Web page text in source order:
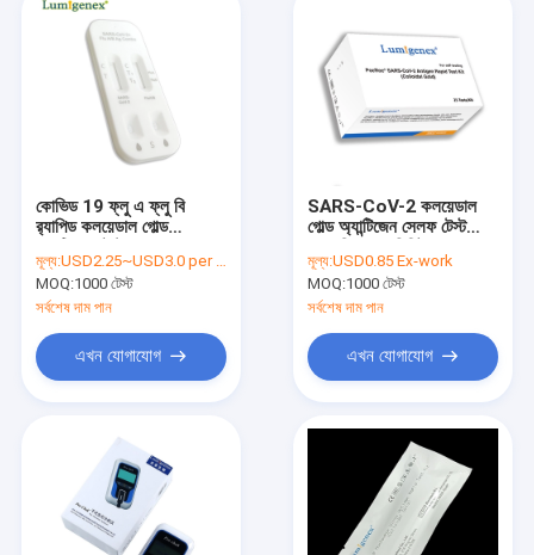
কোভিড 19 ফ্লু এ ফ্লু বি
র‍্যাপিড কলয়েডাল গোল্ড
মাঙ্কিপক্স
মূল্য:USD2.25~USD3.0 per test Ex-work
MOQ:1000 টেস্ট
সর্বশেষ দাম পান
এখন যোগাযোগ
SARS-CoV-2 কলয়েডাল
গোল্ড অ্যান্টিজেন সেলফ টেস্ট
মূল্য:USD0.85 Ex-work
MOQ:1000 টেস্ট
সর্বশেষ দাম পান
এখন যোগাযোগ